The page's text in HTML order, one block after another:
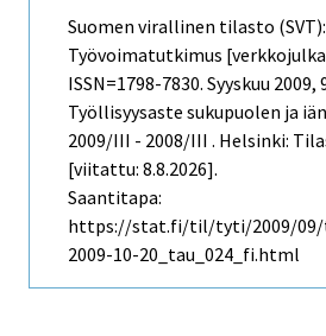
Suomen virallinen tilasto (SVT):
Työvoimatutkimus
ISSN=1798-7830. Syyskuu 2009,
Työllisyysaste sukupuolen ja
2009/III - 2008/III . Helsinki:
[viitattu: 8.8.2026].
Saantitapa:
https://stat.fi/til/tyti/2009/09/
2009-10-20_tau_024_fi.html